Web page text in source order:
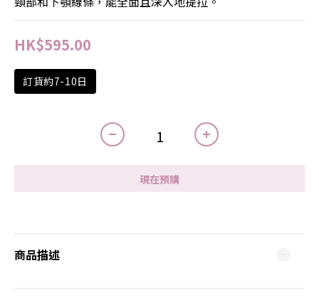
HK$595.00
訂貨約7-10日
現在預購
商品描述